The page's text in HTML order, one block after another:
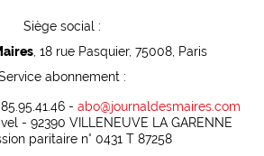
Siège social :
, 18 rue Pasquier, 75008, Paris
abonnement :
- abo@journaldesmaires.com
- 92390 VILLENEUVE LA GARENNE
paritaire n° 0431 T 87258